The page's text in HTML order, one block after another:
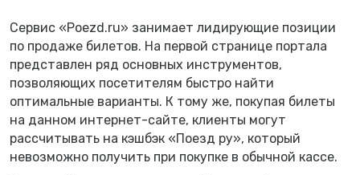
Сервис «Poezd.ru» занимает лидирующие позиции
по продаже билетов. На первой странице портала
представлен ряд основных инструментов,
позволяющих посетителям быстро найти
оптимальные варианты. К тому же, покупая билеты
на данном интернет-сайте, клиенты могут
рассчитывать на кэшбэк «Поезд ру», который
невозможно получить при покупке в обычной кассе.